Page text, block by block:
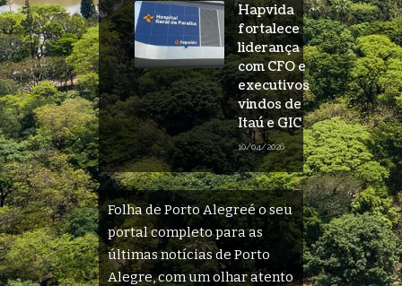
Hapvida
fortalece
liderança
com CFO e
executivos
vindos de
Itaú e GIC
10/04/2026
Folha de Porto Alegreé o seu
portal completo para as
últimas notícias de Porto
Alegre, com um olhar atento